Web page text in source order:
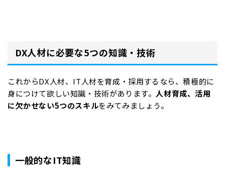
DX人材に必要な5つの知識・技術
これからDX人材、IT人材を育成・採用するなら、積極的に
身につけて欲しい知識・技術があります。 人材育成、活用
に欠かせない5つのスキルをみてみましょう。
一般的なIT知識